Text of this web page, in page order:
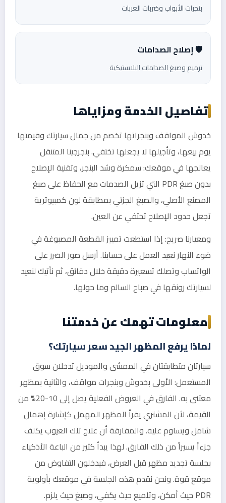
بنجرات الأبواب وضربات العربات
🛡️ إصلاح الصدامات
ترميم وصبغ الصدامات البلاستيكية
تفاصيل الخدمة ومزاياها
خدوش المواقف وبنجراتها تخصم من جمال سيارتك وقيمتها
يوم بيعها، وتأجيلها لا يجعلها تختفي. بنجرجينا المتنقل
يعالجها في موقعك: سمكرة وشد البنجر، وتقنية الإصلاح
بدون صبغ PDR التي تزيل الصدمات مع الحفاظ على صبغ
المصنع الأصلي، والصبغ الجزئي بمطابقة لون كمبيوترية
تجعل حدود الإصلاح تختفي عن العين.
ومعيارنا صريح: إذا استطعت تمييز القطعة المصبوغة في
ضوء النهار نعيد العمل على حسابنا. أرسل صور الضرر على
الواتساب وتصلك تسعيرة دقيقة خلال دقائق، ثم نأتيك لنعيد
لسيارتك رونقها في صباح السالم وما حولها.
معلومات تهمك عن خدمتنا
لماذا يرفع المظهر الجيد سعر سيارتك؟
سيارتان متطابقتان في الممشى والموديل تدخلان سوق
المستعمل: الأولى بخدوش وبنجرات مواقف، والثانية بمظهر
معتنى به. الفارق في العروض الفعلية يصل إلى 10-20% من
القيمة، لأن المشتري يقرأ المظهر المهمل كإشارة إهمال
شامل ويساوم عليه. والمفارقة أن علاج تلك العيوب يكلف
جزءاً يسيراً من ذلك الفارق. لهذا يبدأ كثير من الباعة الأذكياء
بجلسة تجديد مظهر قبل العرض، فيدخلون التفاوض من
موقع قوة. ونحن نقدم هذه الجلسة في موقعك بأولوية
PDR حيث أمكن، وتلميع حيث يكفي، وصبغ حيث يلزم.